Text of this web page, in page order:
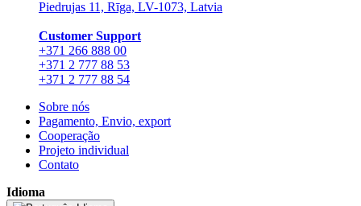
Piedrujas 11, Rīga, LV-1073, Latvia
Сustomer Support
+371 266 888 00
+371 2 777 88 53
+371 2 777 88 54
Sobre nós
Pagamento, Envio, export
Cooperação
Projeto individual
Contato
Idioma